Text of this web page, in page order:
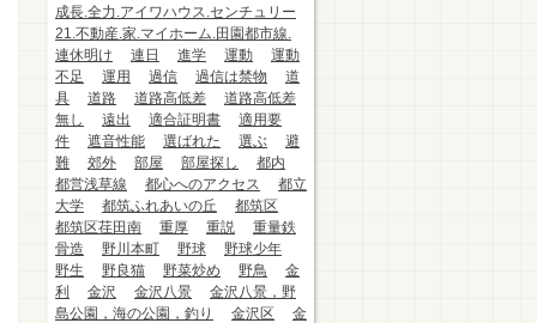
成長.全力.アイワハウス.センチュリー
21.不動産.家.マイホーム.田園都市線.
連休明け
連日 進学 運動
運動
不足
運用 過信 過信は禁物
道
具
道路 道路高低差
道路高低差
無し
遠出 適合証明書
適用要
件
遮音性能 選ばれた 選ぶ
避
難
郊外 部屋 部屋探し
都内
都営浅草線
都心へのアクセス
都立
大学
都筑ふれあいの丘
都筑区
都筑区荏田南
重厚 重説
重量鉄
骨造
野川本町 野球
野球少年
野生
野良猫 野菜炒め 野鳥
金
利
金沢 金沢八景
金沢八景，野
島公園，海の公園，釣り
金沢区
金